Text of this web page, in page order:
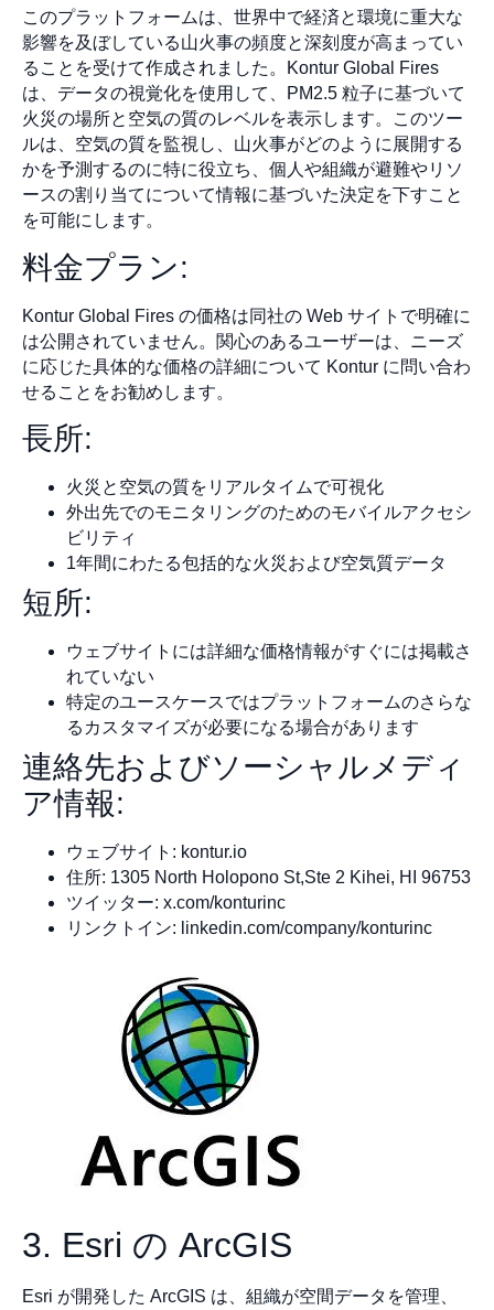
このプラットフォームは、世界中で経済と環境に重大な
影響を及ぼしている山火事の頻度と深刻度が高まってい
ることを受けて作成されました。Kontur Global Fires
は、データの視覚化を使用して、PM2.5 粒子に基づいて
火災の場所と空気の質のレベルを表示します。このツー
ルは、空気の質を監視し、山火事がどのように展開する
かを予測するのに特に役立ち、個人や組織が避難やリソ
ースの割り当てについて情報に基づいた決定を下すこと
を可能にします。
料金プラン:
Kontur Global Fires の価格は同社の Web サイトで明確に
は公開されていません。関心のあるユーザーは、ニーズ
に応じた具体的な価格の詳細について Kontur に問い合わ
せることをお勧めします。
長所:
火災と空気の質をリアルタイムで可視化
外出先でのモニタリングのためのモバイルアクセシ
ビリティ
1年間にわたる包括的な火災および空気質データ
短所:
ウェブサイトには詳細な価格情報がすぐには掲載さ
れていない
特定のユースケースではプラットフォームのさらな
るカスタマイズが必要になる場合があります
連絡先およびソーシャルメディ
ア情報:
ウェブサイト: kontur.io
住所: 1305 North Holopono St,Ste 2 Kihei, HI 96753
ツイッター: x.com/konturinc
リンクトイン: linkedin.com/company/konturinc
3. Esri の ArcGIS
Esri が開発した ArcGIS は、組織が空間データを管理、